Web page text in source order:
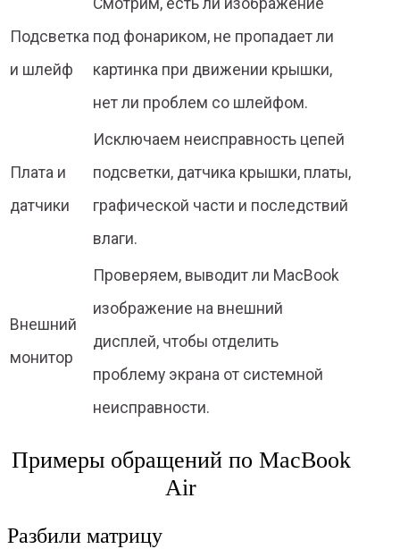
Подсветка
и шлейф
под фонариком, не пропадает ли
картинка при движении крышки,
нет ли проблем со шлейфом.
Плата и
датчики
Исключаем неисправность цепей
подсветки, датчика крышки, платы,
графической части и последствий
влаги.
Внешний
монитор
Проверяем, выводит ли MacBook
изображение на внешний
дисплей, чтобы отделить
проблему экрана от системной
неисправности.
Примеры обращений по MacBook
Air
Разбили матрицу